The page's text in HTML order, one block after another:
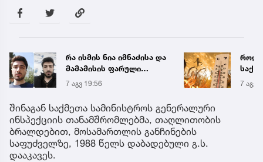
რა ისმის ნია იმნაძისა და
მამამისის ფარული
ჩანაწერიდან - გიგა
ავალიანის მკვლელობის
საქმე
7 აგვ 19:56 7 აგვ
შინაგან საქმეთა სამინისტროს გენერალური
ინსპექციის თანამშრომლებმა, თაღლითობის
ბრალდებით, მოსამართლის განჩინების
საფუძველზე, 1988 წელს დაბადებული გ.ს.
დააკავეს.